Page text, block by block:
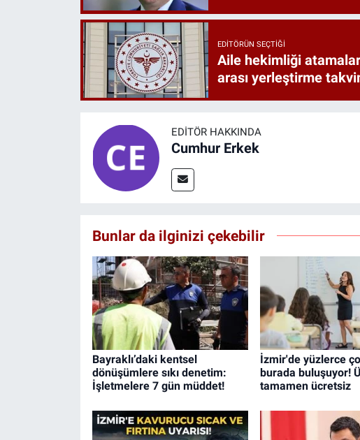
EDITÖRÜN SEÇTIĞI
Aile hekimliği
arası yerleştirme
EDITÖR HAKKINDA
Cumhur Erkek
Bunlar da ilginizi çekebilir
Bayraklı’daki kentsel
dönüşümlere sıkı denetim:
İşletmelere 7 gün müddet!
İzmir'de yüzlerce
burada buluşuyor!
tamamen ücretsiz